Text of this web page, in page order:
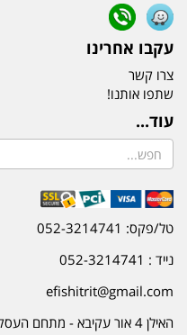
עקבו אחרינו
צרו קשר
שתפו אותנו!
עוד...
טל/פקס: 052-3214741
נייד : 052-3214741
efishitrit@gmail.com